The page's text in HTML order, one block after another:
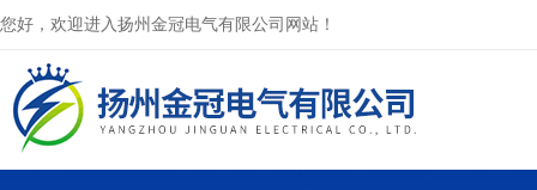
您好，欢迎进入扬州金冠电气有限公司网站！